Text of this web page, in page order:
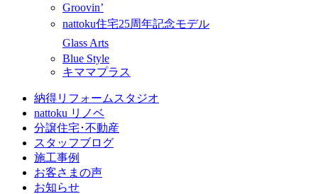
Groovin’
nattoku住宅25周年記念モデル
Glass Arts
Blue Style
キママプラス
納得リフォームスタジオ
nattoku リノベ
分譲住宅･不動産
スタッフブログ
施工事例
お客さまの声
お知らせ